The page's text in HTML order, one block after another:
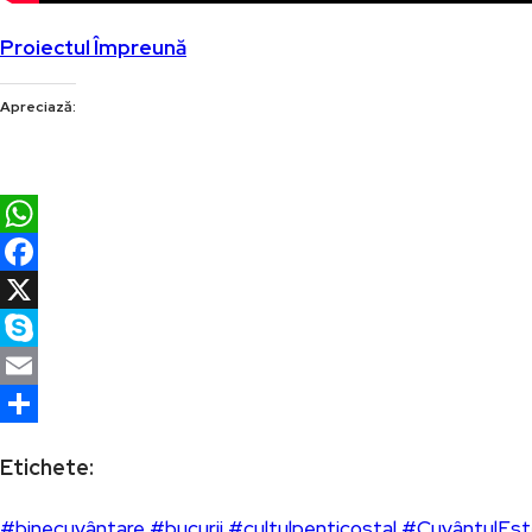
Proiectul Împreună
Apreciază:
WhatsApp
Facebook
X
Skype
Email
Etichete: